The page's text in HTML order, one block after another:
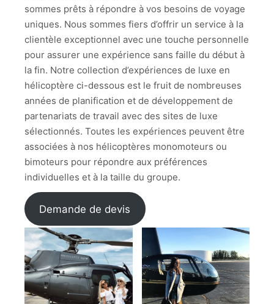
sommes prêts à répondre à vos besoins de voyage
uniques. Nous sommes fiers d’offrir un service à la
clientèle exceptionnel avec une touche personnelle
pour assurer une expérience sans faille du début à
la fin. Notre collection d’expériences de luxe en
hélicoptère ci-dessous est le fruit de nombreuses
années de planification et de développement de
partenariats de travail avec des sites de luxe
sélectionnés. Toutes les expériences peuvent être
associées à nos hélicoptères monomoteurs ou
bimoteurs pour répondre aux préférences
individuelles et à la taille du groupe.
Demande de devis